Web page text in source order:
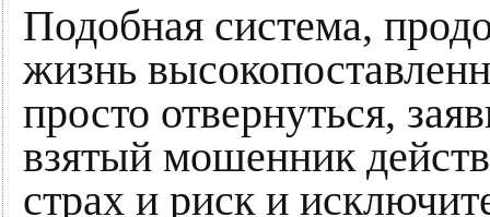
Подобная система,
жизнь
просто отвернуться,
взятый мошенник
страх и риск и